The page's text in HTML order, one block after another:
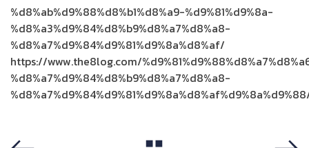
%d8%ab%d9%88%d8%b1%d8%a9-%d9%81%d9%8a-
%d8%a3%d9%84%d8%b9%d8%a7%d8%a8-
%d8%a7%d9%84%d9%81%d9%8a%d8%af/
https://www.the8log.com/
%d8%a7%d9%84%d8%b9%d8%a7%d8%a8-